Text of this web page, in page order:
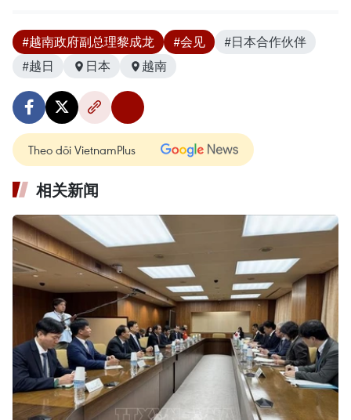
#越南政府副总理黎成龙 #会见
#日本合作伙伴
#越日
日本 越南
Theo dõi VietnamPlus
相关新闻